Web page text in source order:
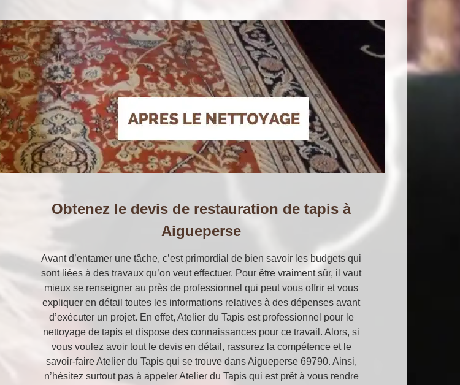
Obtenez le devis de restauration de tapis à
Aigueperse
Avant d’entamer une tâche, c’est primordial de bien savoir les budgets qui
sont liées à des travaux qu’on veut effectuer. Pour être vraiment sûr, il vaut
mieux se renseigner au près de professionnel qui peut vous offrir et vous
expliquer en détail toutes les informations relatives à des dépenses avant
d’exécuter un projet. En effet, Atelier du Tapis est professionnel pour le
nettoyage de tapis et dispose des connaissances pour ce travail. Alors, si
vous voulez avoir tout le devis en détail, rassurez la compétence et le
savoir-faire Atelier du Tapis qui se trouve dans Aigueperse 69790. Ainsi,
n’hésitez surtout pas à appeler Atelier du Tapis qui est prêt à vous rendre